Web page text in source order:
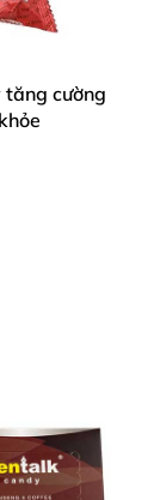
tăng cường